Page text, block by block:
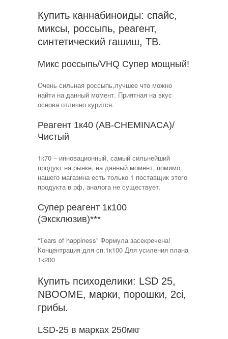
Купить каннабиноиды: спайс,
миксы, россыпь, реагент,
синтетический гашиш, ТВ.
Микс россыпь/VHQ Супер мощный!
Очень сильная россыпь,лучшее что можно
найти на данный момент. Приятная на вкус
основа отлично курится.
Реагент 1к40 (AB-CHEMINACA)/
Чистый
1к70 – инновационный, самый сильнейший
продукт на рынке, на данный момент, помимо
нашего магазина есть только 1 поставщик этого
продукта в рф, аналога не существует.
Супер реагент 1к100
(Эксклюзив)***
“Тears of happiness” Формула засекречена!
Концентрация для сп.1к100 Для усиления плана
1к200
Купить психоделики: LSD 25,
NBOOME, марки, порошки, 2ci,
грибы.
LSD-25 в марках 250мкг